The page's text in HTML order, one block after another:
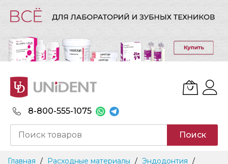
8-800-555-1075
Поиск
Главная Расходные материалы
Эндодонтия